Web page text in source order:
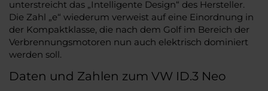
unterstreicht das „Intelligente Design“ des Hersteller.
Die Zahl „e“ wiederum verweist auf eine Einordnung in
der Kompaktklasse, die nach dem Golf im Bereich der
Verbrennungsmotoren nun auch elektrisch dominiert
werden soll.
Daten und Zahlen zum VW ID.3 Neo